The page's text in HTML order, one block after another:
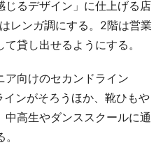
じるデザイン」に仕上げる店
レンガ調にする。2階は営業
貸し出せるようにする。
向けのセカンドライン
インがそろうほか、靴ひもや
高生やダンススクールに通